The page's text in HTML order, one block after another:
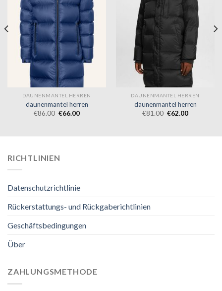
DAUNENMANTEL HERREN
daunenmantel herren
€86.00 €66.00
DAUNENMANTEL HERREN
daunenmantel herren
€81.00 €62.00
RICHTLINIEN
Datenschutzrichtlinie
Rückerstattungs- und Rückgaberichtlinien
Geschäftsbedingungen
Über
ZAHLUNGSMETHODE